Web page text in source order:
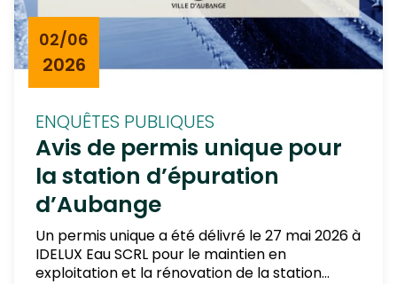
Avis de permis unique pour
la station d’épuration
d’Aubange
ENQUÊTES PUBLIQUES
02/06
2026
Un permis unique a été délivré le 27 mai 2026 à
IDELUX Eau SCRL pour le maintien en
exploitation et la rénovation de la station